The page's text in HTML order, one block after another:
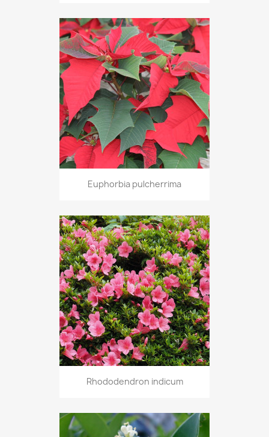
Euphorbia pulcherrima
Rhododendron indicum